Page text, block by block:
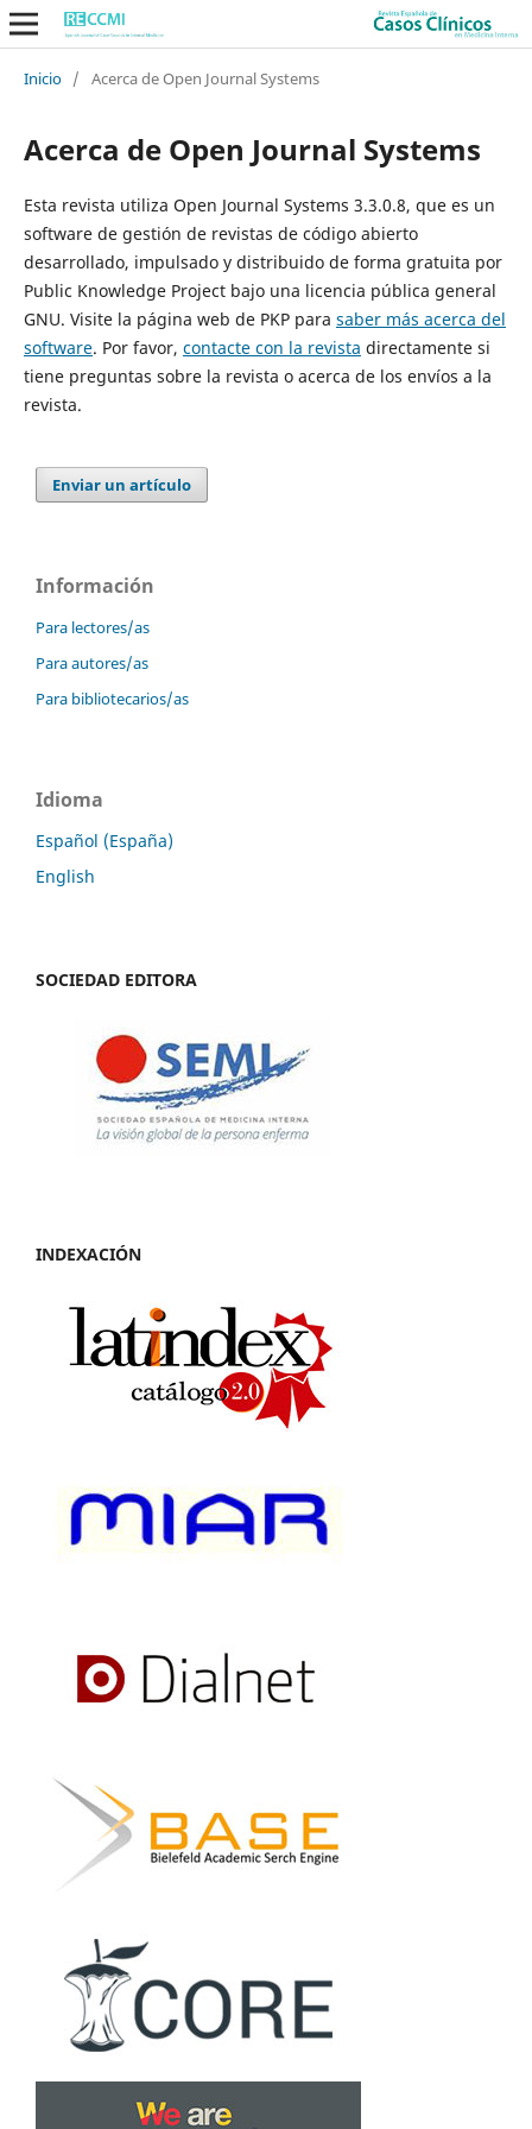
Inicio / Acerca de Open Journal Systems
Acerca de Open Journal Systems
Esta revista utiliza Open Journal Systems 3.3.0.8, que es un
software de gestión de revistas de código abierto
desarrollado, impulsado y distribuido de forma gratuita por
Public Knowledge Project bajo una licencia pública general
GNU. Visite la página web de PKP para saber más acerca del
software. Por favor, contacte con la revista directamente si
tiene preguntas sobre la revista o acerca de los envíos a la
revista.
Enviar un artículo
Información
Para lectores/as
Para autores/as
Para bibliotecarios/as
Idioma
Español (España)
English
SOCIEDAD EDITORA
INDEXACIÓN